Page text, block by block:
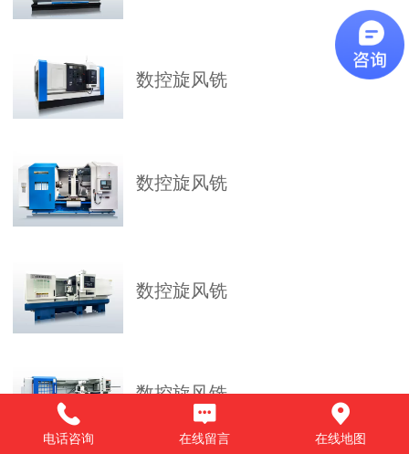
数控旋风铣
数控旋风铣
数控旋风铣
数控旋风铣
电话咨询 在线留言 在线地图